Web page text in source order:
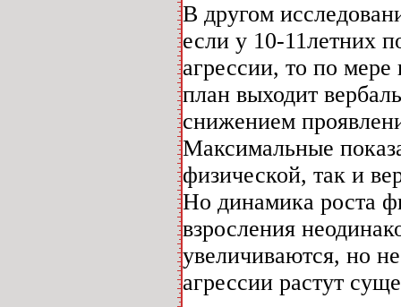
В другом
если у 10-11летних
агрессии, то по
план выходит
снижением
Максимальные
физической, так и
Но динамика роста
взросления
увеличиваются, но
агрессии растут